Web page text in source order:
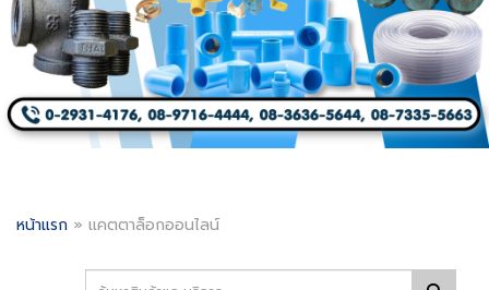
หน้าแรก » แคตตาล็อกออนไลน์